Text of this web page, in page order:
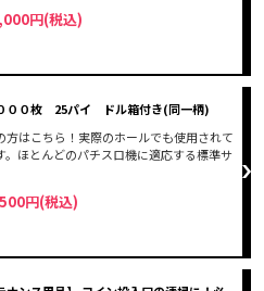
円(税込)
００枚 25パイ ドル箱付き(同一柄)
方はこちら！実際のホールでも使用されて
。ほとんどのパチスロ機に適応する標準サ
円(税込)